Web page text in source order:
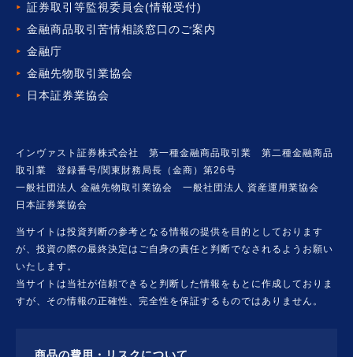
証券取引等監視委員会(情報受付)
金融商品取引苦情相談窓口のご案内
金融庁
金融先物取引業協会
日本証券業協会
インヴァスト証券株式会社 第一種金融商品取引業 第二種金融商品
取引業 登録番号/関東財務局長（金商）第26号
一般社団法人 金融先物取引業協会 一般社団法人 資産運用業協会
日本証券業協会
当サイトは投資判断の参考となる情報の提供を目的としております
が、投資の際の最終決定はご自身の責任と判断でなされるようお願い
いたします。
当サイトは当社が信頼できると判断した情報をもとに作成しておりま
すが、その情報の正確性、完全性を保証するものではありません。